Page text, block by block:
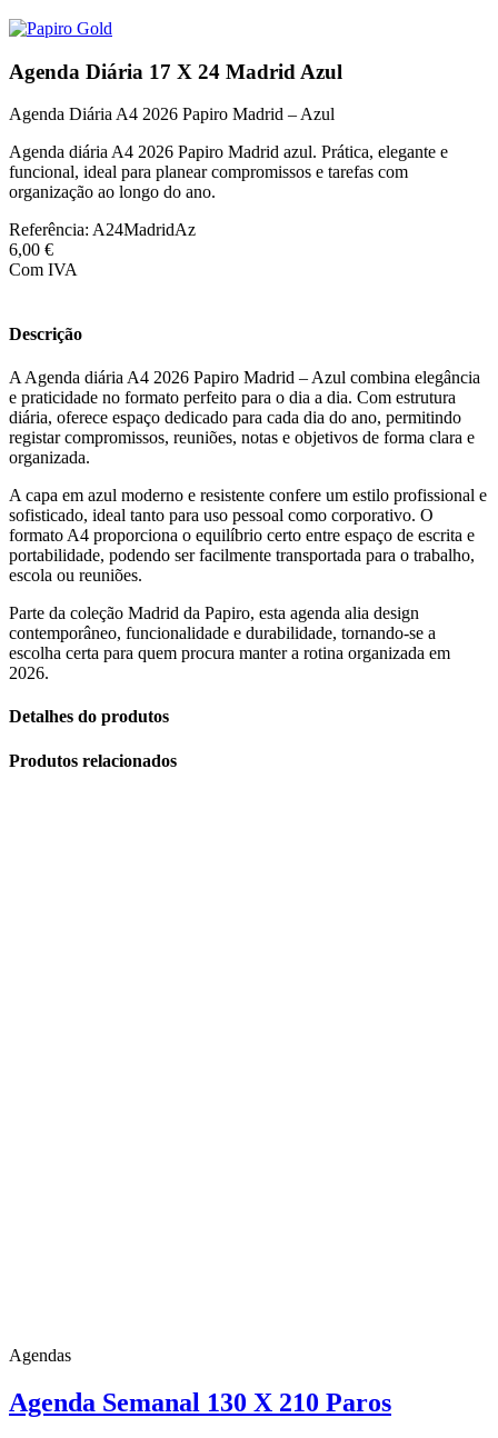
Agenda Diária 17 X 24 Madrid Azul
Agenda Diária A4 2026 Papiro Madrid – Azul
Agenda diária A4 2026 Papiro Madrid azul. Prática, elegante e
funcional, ideal para planear compromissos e tarefas com
organização ao longo do ano.
Referência: A24MadridAz
6,00 €
Com IVA
Descrição
A Agenda diária A4 2026 Papiro Madrid – Azul combina elegância
e praticidade no formato perfeito para o dia a dia. Com estrutura
diária, oferece espaço dedicado para cada dia do ano, permitindo
registar compromissos, reuniões, notas e objetivos de forma clara e
organizada.
A capa em azul moderno e resistente confere um estilo profissional e
sofisticado, ideal tanto para uso pessoal como corporativo. O
formato A4 proporciona o equilíbrio certo entre espaço de escrita e
portabilidade, podendo ser facilmente transportada para o trabalho,
escola ou reuniões.
Parte da coleção Madrid da Papiro, esta agenda alia design
contemporâneo, funcionalidade e durabilidade, tornando-se a
escolha certa para quem procura manter a rotina organizada em
2026.
Detalhes do produtos
Produtos relacionados
Agendas
Agenda Semanal 130 X 210 Paros